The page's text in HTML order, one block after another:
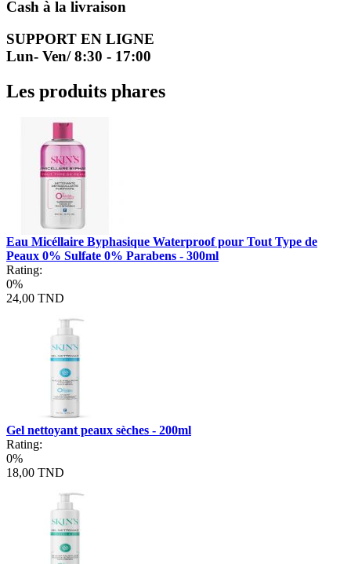
Cash à la livraison
SUPPORT EN LIGNE
Lun- Ven/ 8:30 - 17:00
Les produits phares
Eau Micéllaire Byphasique Waterproof pour Tout Type de
Peaux 0% Sulfate 0% Parabens - 300ml
Rating:
0%
24,00 TND
Gel nettoyant peaux sèches - 200ml
Rating:
0%
18,00 TND